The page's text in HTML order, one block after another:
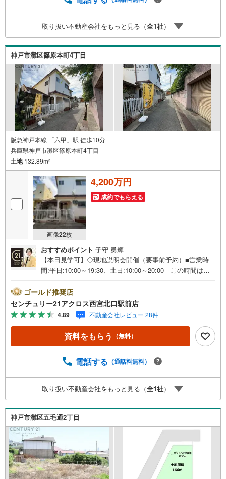
は2000万円台の新築戸建や、1000万円台の中古マンション
を始め多数物件を取り扱っています。Yahoo！不動産に掲
載しきれない物件もご紹介できます。お気軽にお問合せく
ださい。弊社ホームページへは「C21アクロス」で検索！
取り扱い不動産会社をもっと見る（全1社）
神戸市灘区篠原本町4丁目
阪急神戸本線 「六甲」駅 徒歩10分
兵庫県神戸市灘区篠原本町4丁目
土地132.89m2
画像22枚
4,200万円
成約でもらえる
おすすめポイント 子守 勇輝
【本日見学可】◇現地説明会開催（要事前予約）■営業時
間:平日:10:00～19:30、土日:10:00～20:00 この時間はお
件ございません。お好みの工務店・ハウスメーカーで建築
が可能です、現状でのお引渡しとなる物件になります。○セ
ンチュリー21アクロスグループの3つの特徴○■センチュリ
ー21グループで28年連続No.1（1997年～2024年兵庫地区仲
介実績） 西宮・尼崎・伊丹・宝塚にて8店舗展開中。阪神
間での購入や売却は当店にお任せ下さい■お客様駐車場、キ
すが、お車でのお越しも大歓迎です。 お子様連れでもご
の当店では2000万円台の新築戸建や、1000万円台の中古マ
ンションを始め多数物件を取り扱っています。Yahoo！不
動産に掲載しきれない物件もご紹介できます。お気軽にお
問合せください。弊社ホームページへは「C21アクロス」
で検
ゴールド推奨店
センチュリー21アクロス西宮北口駅前店
4.89 不動産会社レビュー 28件
資料をもらう （無料）
電話する （通話料無料）
取り扱い不動産会社をもっと見る（全1社）
神戸市灘区五毛通2丁目